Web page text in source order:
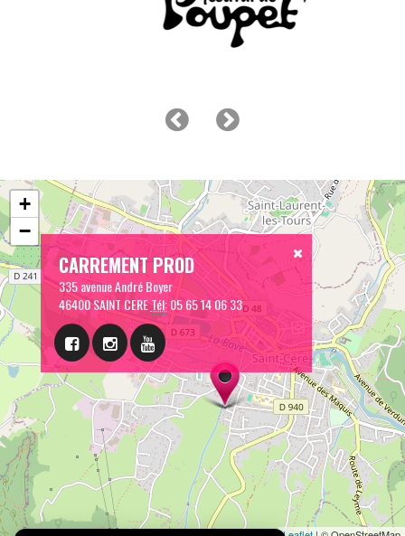
CARREMENT PROD
335 avenue André Boyer
46400 SAINT CERETél:05 65 14 06 33
+
−